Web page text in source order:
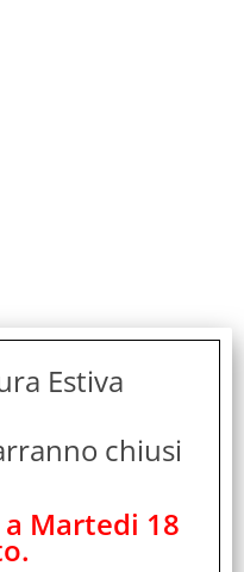
elastico tondo in tinta.
documenti di
Estiva
chiusi
Martedi 18